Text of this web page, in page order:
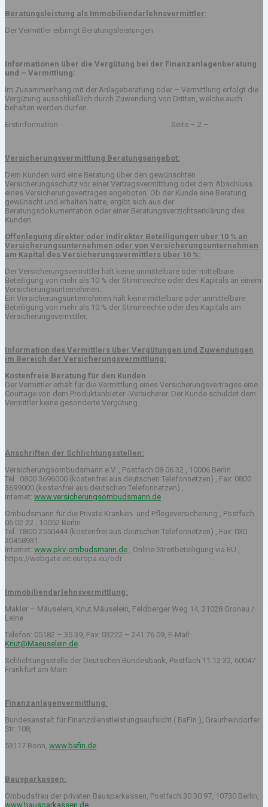
Beratungsleistung als Immobiliendarlehnsvermittler:
Der Vermittler erbringt Beratungsleistungen
Informationen über die Vergütung bei der Finanzanlagenberatung
und – Vermittlung:
Im Zusammenhang mit der Anlageberatung oder – Vermittlung erfolgt die
Vergütung ausschließlich durch Zuwendung von Dritten, welche auch
behalten werden dürfen.
Erstinformation Seite – 2 –
Versicherungsvermittlung Beratungsangebot:
Dem Kunden wird eine Beratung über den gewünschten
Versicherungsschutz vor einer Vertragsvermittlung oder dem Abschluss
eines Versicherungsvertrages angeboten. Ob der Kunde eine Beratung
gewünscht und erhalten hatte, ergibt sich aus der
Beratungsdokumentation oder einer Beratungsverzichtserklärung des
Kunden.
Offenlegung direkter oder indirekter Beteiligungen über 10 % an
Versicherungsunternehmen oder von Versicherungsunternehmen
am Kapital des Versicherungsvermittlers über 10 %:
Der Versicherungsvermittler hält keine unmittelbare oder mittelbare
Beteiligung von mehr als 10 % der Stimmrechte oder des Kapitals an einem
Versicherungsunternehmen.
Ein Versicherungsunternehmen hält keine mittelbare oder unmittelbare
Beteiligung von mehr als 10 % der Stimmrechte oder des Kapitals am
Versicherungsvermittler.
Information des Vermittlers über Vergütungen und Zuwendungen
im Bereich der Versicherungsvermittlung:
Kostenfreie Beratung für den Kunden
Der Vermittler erhält für die Vermittlung eines Versicherungsvertrages eine
Courtage von dem Produktanbieter -Versicherer. Der Kunde schuldet dem
Vermittler keine gesonderte Vergütung.
Anschriften der Schlichtungsstellen:
Versicherungsombudsmann e.V. , Postfach 08 06 32 , 10006 Berlin
Tel.: 0800 3696000 (kostenfrei aus deutschen Telefonnetzen) , Fax: 0800
3699000 (kostenfrei aus deutschen Telefonnetzen) ,
Internet: www.versicherungsombudsmann.de
Ombudsmann für die Private Kranken- und Pflegeversicherung , Postfach
06 02 22 , 10052 Berlin
Tel.: 0800 2550444 (kostenfrei aus deutschen Telefonnetzen) , Fax: 030
20458931
Internet: www.pkv-ombudsmann.de , Online-Streitbeteiligung via EU ,
https://webgate.ec.europa.eu/odr
Immobiliendarlehnsvermittlung:
Makler – Mäuselein, Knut Mäuselein, Feldberger Weg 14, 31028 Gronau /
Leine
Telefon: 05182 – 35 39, Fax: 03222 – 241 76 09, E-Mail:
Knut@Maeuselein.de
Schlichtungsstelle der Deutschen Bundesbank, Postfach 11 12 32, 60047
Frankfurt am Main
Finanzanlagenvermittlung:
Bundesanstalt für Finanzdienstleistungsaufsicht ( BaFin ), Graurheindorfer
Str. 108,
53117 Bonn, www.bafin.de
Bausparkassen:
Ombudsfrau der privaten Bausparkassen, Postfach 30 30 97, 10730 Berlin,
www.bausparkassen.de